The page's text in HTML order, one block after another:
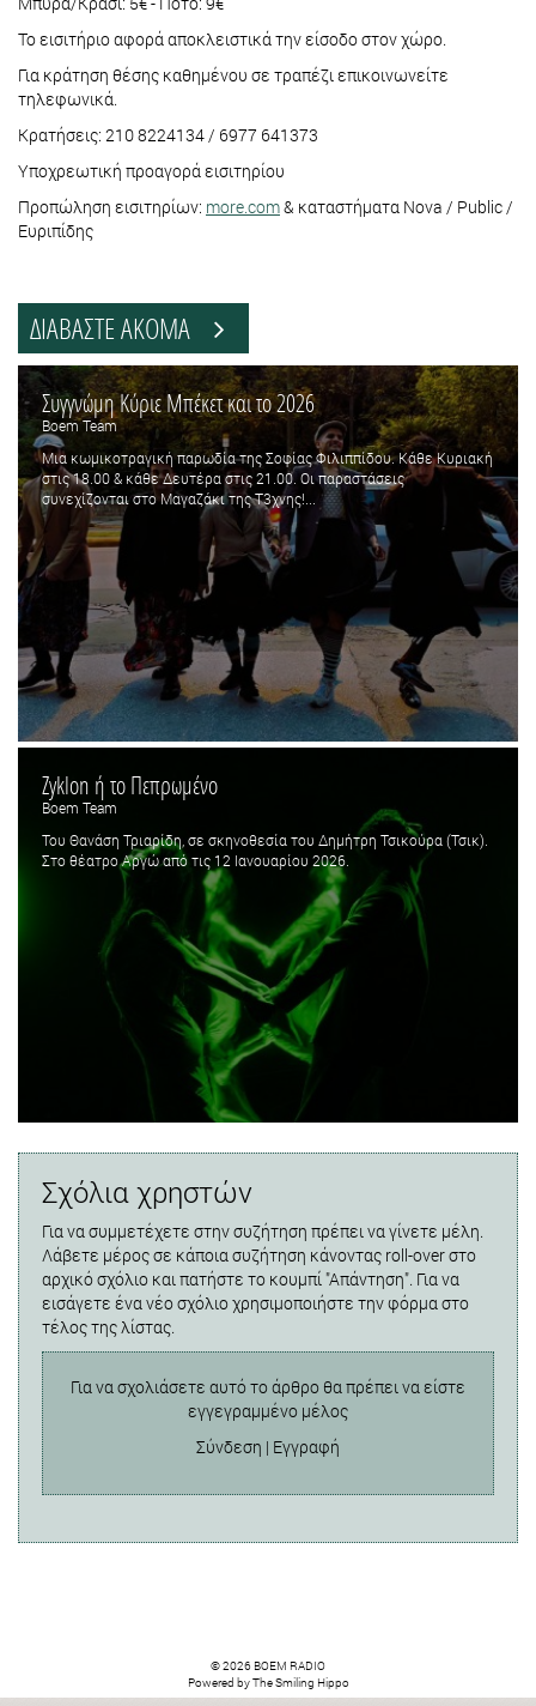
Το εισιτήριο αφορά αποκλειστικά την είσοδο στον χώρο.
Για κράτηση θέσης καθημένου σε τραπέζι επικοινωνείτε
τηλεφωνικά.
Κρατήσεις: 210 8224134 / 6977 641373
Υποχρεωτική προαγορά εισιτηρίου
Προπώληση εισιτηρίων: more.com& καταστήματα Nova / Public /
Ευριπίδης
ΔΙΑΒΑΣΤΕ ΑΚΟΜΑ
Συγγνώμη Κύριε Μπέκετ και το 2026
Boem Team
Μια κωμικοτραγική παρωδία της Σοφίας Φιλιππίδου. Κάθε Κυριακή
στις 18.00 & κάθε Δευτέρα στις 21.00. Οι παραστάσεις
συνεχίζονται στο Μαγαζάκι της Τ3χνης!...
Ζyklon ή το Πεπρωμένο
Boem Team
Του Θανάση Τριαρίδη, σε σκηνοθεσία του Δημήτρη Τσικούρα (Τσικ).
Στο θέατρο Αργώ από τις 12 Ιανουαρίου 2026.
Σχόλια χρηστών
Για να συμμετέχετε στην συζήτηση πρέπει να γίνετε μέλη.
Λάβετε μέρος σε κάποια συζήτηση κάνοντας roll-over στο
αρχικό σχόλιο και πατήστε το κουμπί "Απάντηση". Για να
εισάγετε ένα νέο σχόλιο χρησιμοποιήστε την φόρμα στο
τέλος της λίστας.
Για να σχολιάσετε αυτό το άρθρο θα πρέπει να είστε
εγγεγραμμένο μέλος
Σύνδεση | Εγγραφή
© 2026 BOEM RADIO
Powered byThe Smiling Hippo